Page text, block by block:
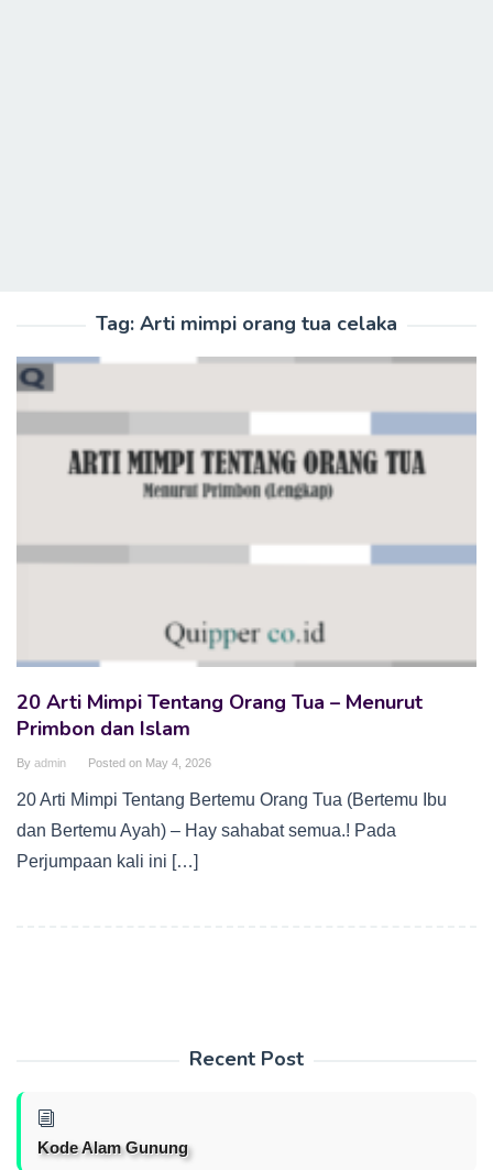
Tag: Arti mimpi orang tua celaka
20 Arti Mimpi Tentang Orang Tua – Menurut
Primbon dan Islam
By admin Posted on May 4, 2026
20 Arti Mimpi Tentang Bertemu Orang Tua (Bertemu Ibu
dan Bertemu Ayah) – Hay sahabat semua.! Pada
Perjumpaan kali ini […]
Recent Post
Kode Alam Gunung